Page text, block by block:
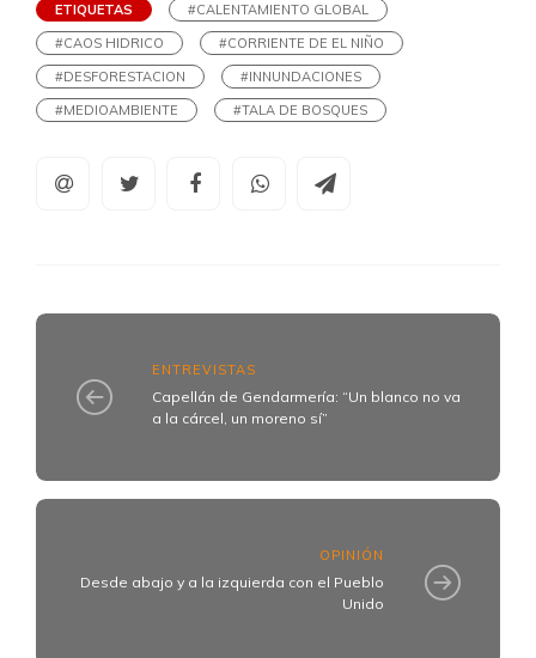
ETIQUETAS
#CALENTAMIENTO GLOBAL
#CAOS HIDRICO
#CORRIENTE DE EL NIÑO
#DESFORESTACION
#INNUNDACIONES
#MEDIOAMBIENTE
#TALA DE BOSQUES
ENTREVISTAS
Capellán de Gendarmería: “Un blanco no va
a la cárcel, un moreno sí”
OPINIÓN
Desde abajo y a la izquierda con el Pueblo
Unido